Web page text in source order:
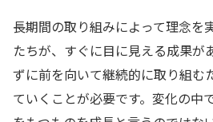
長期間の取り組みによって理念を
たちが、すぐに目に見える成果が
ずに前を向いて継続的に取り組む
ていくことが必要です。変化の中